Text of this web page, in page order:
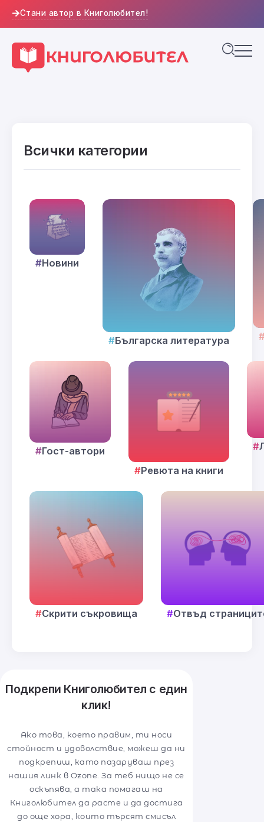
Стани автор в Книголюбител!
Всички категории
Новини
Българска литература
Гост-автори
Ревюта на книги
Скрити съкровища Отвъд
Подкрепи Книголюбител с един
клик!
Ако това, което правим, ти носи
стойност и удоволствие, можеш да ни
подкрепиш, като пазаруваш през
нашия линк в Ozone. За теб нищо не се
оскъпява, а така помагаш на
Книголюбител да расте и да достига
до още хора, които търсят смисъл